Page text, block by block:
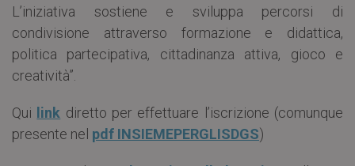
L’iniziativa sostiene e sviluppa percorsi di
condivisione attraverso formazione e didattica,
politica partecipativa, cittadinanza attiva, gioco e
creatività”.
Qui link diretto per effettuare l’iscrizione (comunque
presente nel pdf INSIEMEPERGLISDGS)